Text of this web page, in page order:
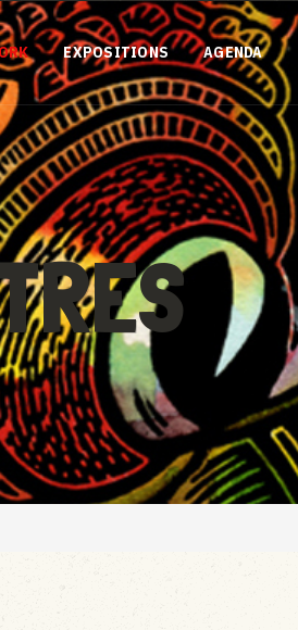
EXPOSITIONS AGENDA